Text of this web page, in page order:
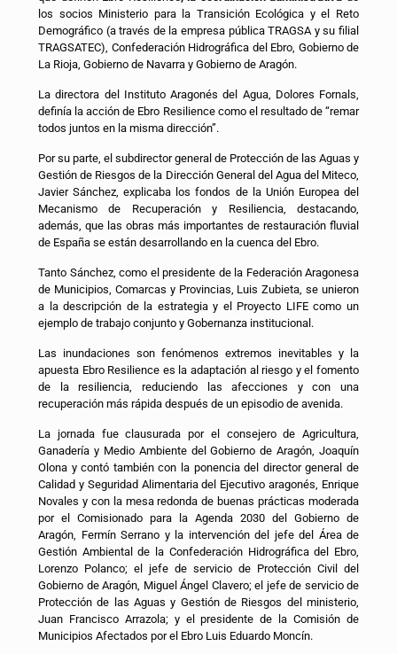
los socios Ministerio para la Transición Ecológica y el Reto
Demográfico (a través de la empresa pública TRAGSA y su filial
TRAGSATEC), Confederación Hidrográfica del Ebro, Gobierno de
La Rioja, Gobierno de Navarra y Gobierno de Aragón.
La directora del Instituto Aragonés del Agua, Dolores Fornals,
definía la acción de Ebro Resilience como el resultado de “remar
todos juntos en la misma dirección”.
Por su parte, el subdirector general de Protección de las Aguas y
Gestión de Riesgos de la Dirección General del Agua del Miteco,
Javier Sánchez, explicaba los fondos de la Unión Europea del
Mecanismo de Recuperación y Resiliencia, destacando,
además, que las obras más importantes de restauración fluvial
de España se están desarrollando en la cuenca del Ebro.
Tanto Sánchez, como el presidente de la Federación Aragonesa
de Municipios, Comarcas y Provincias, Luis Zubieta, se unieron
a la descripción de la estrategia y el Proyecto LIFE como un
ejemplo de trabajo conjunto y Gobernanza institucional.
Las inundaciones son fenómenos extremos inevitables y la
apuesta Ebro Resilience es la adaptación al riesgo y el fomento
de la resiliencia, reduciendo las afecciones y con una
recuperación más rápida después de un episodio de avenida.
La jornada fue clausurada por el consejero de Agricultura,
Ganadería y Medio Ambiente del Gobierno de Aragón, Joaquín
Olona y contó también con la ponencia del director general de
Calidad y Seguridad Alimentaria del Ejecutivo aragonés, Enrique
Novales y con la mesa redonda de buenas prácticas moderada
por el Comisionado para la Agenda 2030 del Gobierno de
Aragón, Fermín Serrano y la intervención del jefe del Área de
Gestión Ambiental de la Confederación Hidrográfica del Ebro,
Lorenzo Polanco; el jefe de servicio de Protección Civil del
Gobierno de Aragón, Miguel Ángel Clavero; el jefe de servicio de
Protección de las Aguas y Gestión de Riesgos del ministerio,
Juan Francisco Arrazola; y el presidente de la Comisión de
Municipios Afectados por el Ebro Luis Eduardo Moncín.